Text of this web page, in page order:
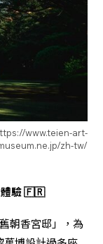
www.teien-art-
zh-tw/
體驗 🇫🇷
朝香宮邸」，為